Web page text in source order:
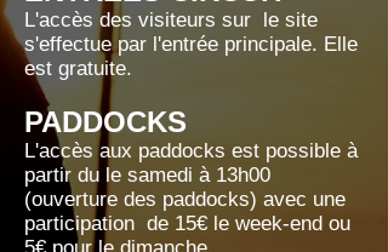
L'accès des visiteurs sur le site
s'effectue par l'entrée principale. Elle
est gratuite.
PADDOCKS
L'accès aux paddocks est possible à
partir du le samedi à 13h00
(ouverture des paddocks) avec une
participation de 15€ le week-end ou